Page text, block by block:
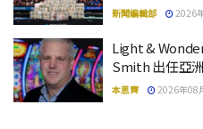
新聞編輯部 2026
Light &
Smith 出任亞
本思齊 2026年08